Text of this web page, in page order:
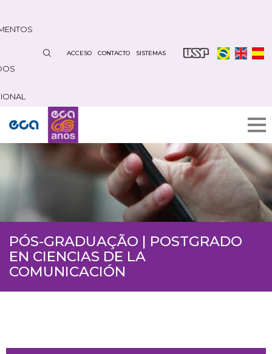
contenido
ACCESO CONTACTO SISTEMAS
PÓS-GRADUAÇÃO | POSTGRADO
EN CIENCIAS DE LA
COMUNICACIÓN